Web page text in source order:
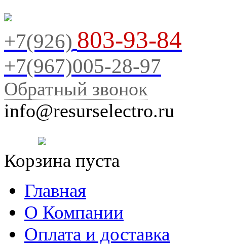
+7(926) 803-93-84
+7(967)005-28-97
Обратный звонок
info@resurselectro.ru
Корзина пуста
Главная
О Компании
Оплата и доставка